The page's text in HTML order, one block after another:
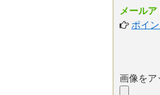
メール
ポイ
画像をア